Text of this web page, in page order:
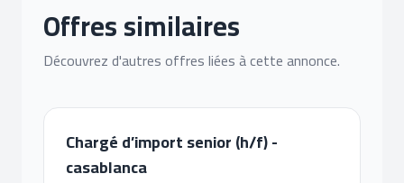
Offres similaires
Découvrez d'autres offres liées à cette annonce.
Chargé d’import senior (h/f) -
casablanca